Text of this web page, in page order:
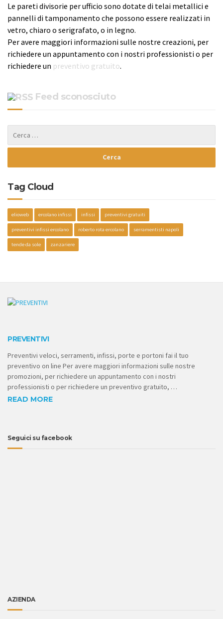
Le pareti divisorie per ufficio sono dotate di telai metallici e
pannelli di tamponamento che possono essere realizzati in
vetro, chiaro o serigrafato, o in legno.
Per avere maggiori informazioni sulle nostre creazioni, per
richiedere un appuntamento con i nostri professionisti o per
richiedere un preventivo gratuito.
Feed sconosciuto
Tag Cloud
elioweb ercolano infissi infissi preventivi gratuiti
preventivi infissi ercolano roberto rota ercolano serramentisti napoli
tende da sole zanzariere
PREVENTIVI
Preventivi veloci, serramenti, infissi, porte e portoni fai il tuo
preventivo on line Per avere maggiori informazioni sulle nostre
promozioni, per richiedere un appuntamento con i nostri
professionisti o per richiedere un preventivo gratuito, …
READ MORE
Seguici su facebook
AZIENDA